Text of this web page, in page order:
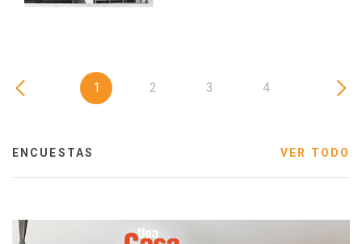
1 2 3 4
ENCUESTAS VER TODO